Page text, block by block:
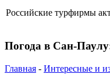
Российские турфирмы
Погода в Сан-
Главная - Интересные и